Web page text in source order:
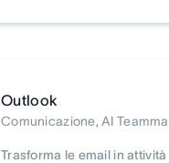
Outlook
Comunicazione, AI
Trasforma le email in